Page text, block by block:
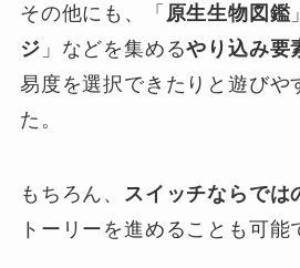
その他にも、「 原生生物図鑑
ジ 」などを集めるやり込み要
易度を選択できたりと遊びや
た。
もちろん、 スイッチならでは
トーリーを進めることも可能